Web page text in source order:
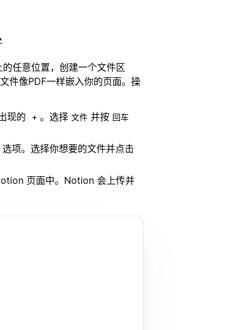
任意位置，创建一个文件区
件像PDF一样嵌入你的页面。操
现的
+ 。选择 文件 并按 回车
选项。选择你想要的文件并点击
页面中。Notion 会上传并